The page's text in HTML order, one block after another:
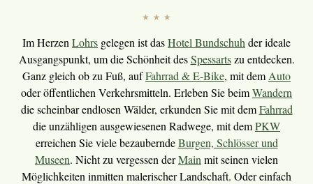
Im Herzen Lohrs gelegen ist dasHotel Bundschuh der ideale
Ausgangspunkt, um die Schönheit desSpessartszu entdecken.
Ganz gleich ob zu Fuß, aufFahrrad & E-Bike, mit dem Auto
oder öffentlichen Verkehrsmitteln. Erleben Sie beimWandern
die scheinbar endlosen Wälder, erkunden Sie mit demFahrrad
die unzähligen ausgewiesenen Radwege, mit demPKW
erreichen Sie viele bezauberndeBurgen, Schlösser und
Museen. Nicht zu vergessen derMain mit seinen vielen
Möglichkeiten inmitten malerischer Landschaft. Oder einfach